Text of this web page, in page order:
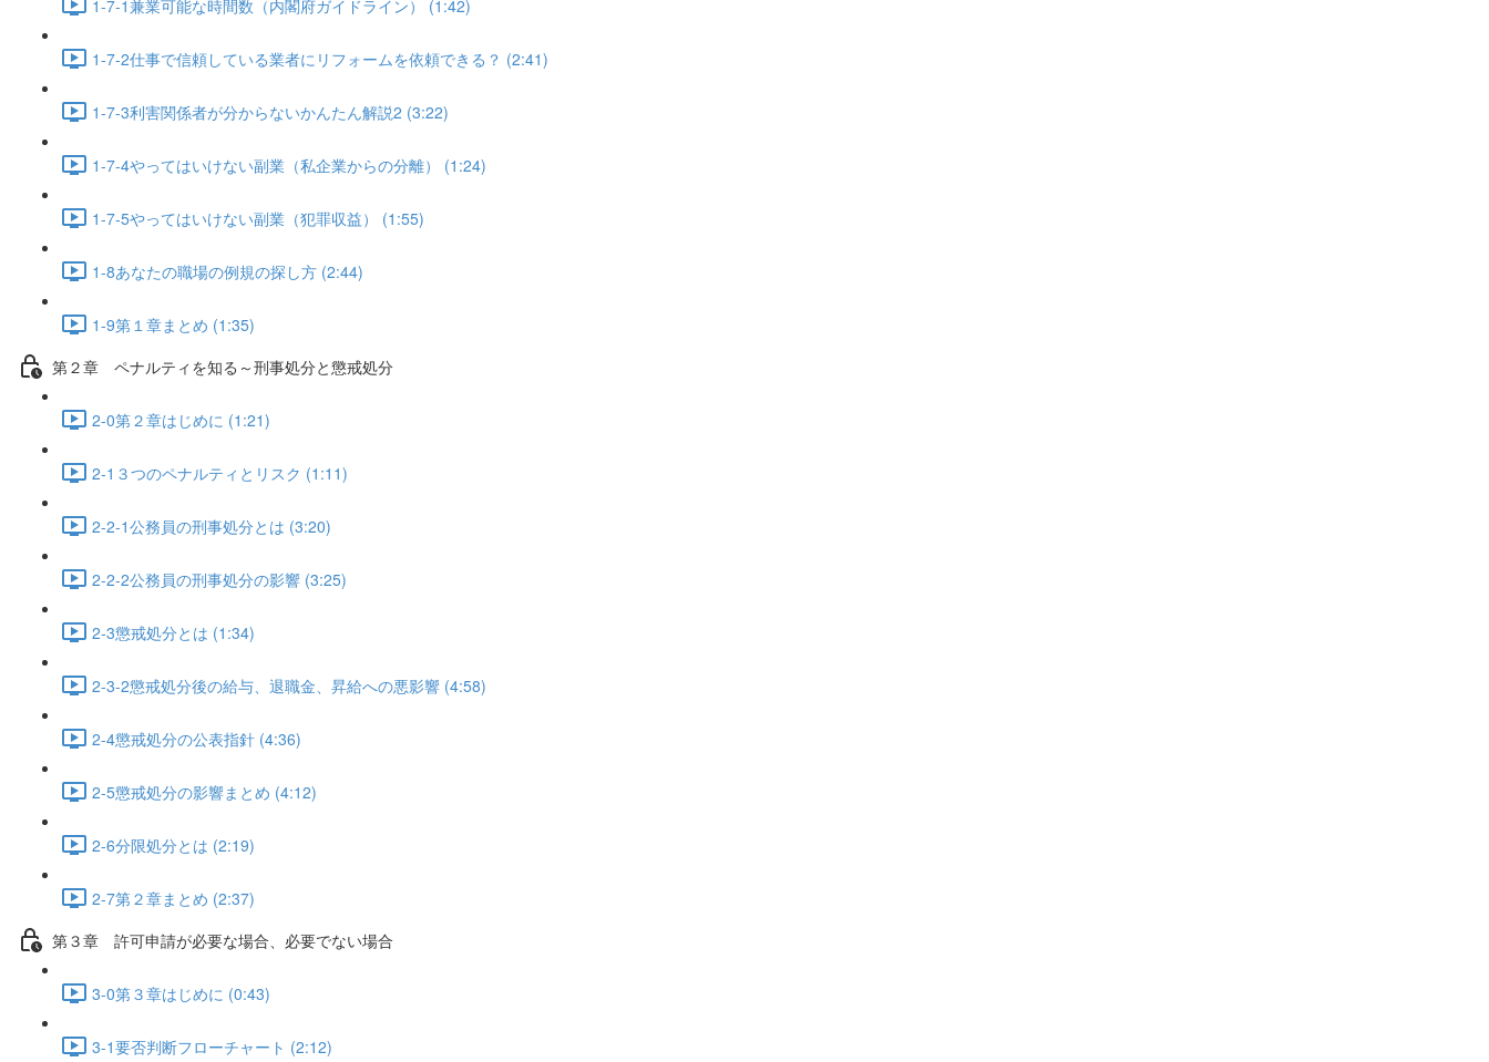
1-7-1兼業可能な時間数（内閣府ガイドライン） (1:42)
1-7-2仕事で信頼している業者にリフォームを依頼できる？ (2:41)
1-7-3利害関係者が分からないかんたん解説2 (3:22)
1-7-4やってはいけない副業（私企業からの分離） (1:24)
1-7-5やってはいけない副業（犯罪収益） (1:55)
1-8あなたの職場の例規の探し方 (2:44)
1-9第１章まとめ (1:35)
第２章 ペナルティを知る～刑事処分と懲戒処分
2-0第２章はじめに (1:21)
2-1３つのペナルティとリスク (1:11)
2-2-1公務員の刑事処分とは (3:20)
2-2-2公務員の刑事処分の影響 (3:25)
2-3懲戒処分とは (1:34)
2-3-2懲戒処分後の給与、退職金、昇給への悪影響 (4:58)
2-4懲戒処分の公表指針 (4:36)
2-5懲戒処分の影響まとめ (4:12)
2-6分限処分とは (2:19)
2-7第２章まとめ (2:37)
第３章 許可申請が必要な場合、必要でない場合
3-0第３章はじめに (0:43)
3-1要否判断フローチャート (2:12)